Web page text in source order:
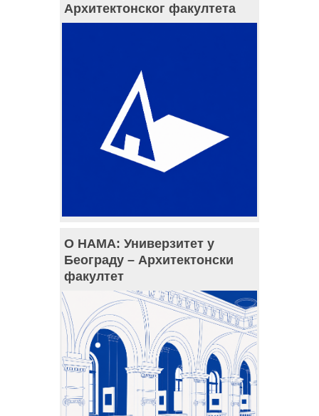
Архитектонског факултета
О НАМА: Универзитет у
Београду – Архитектонски
факултет